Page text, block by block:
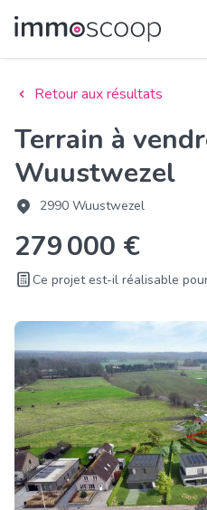
Retour aux résultats
Terrain à vendre à
Wuustwezel
2990 Wuustwezel
279 000 €
Ce projet est-il réalisable